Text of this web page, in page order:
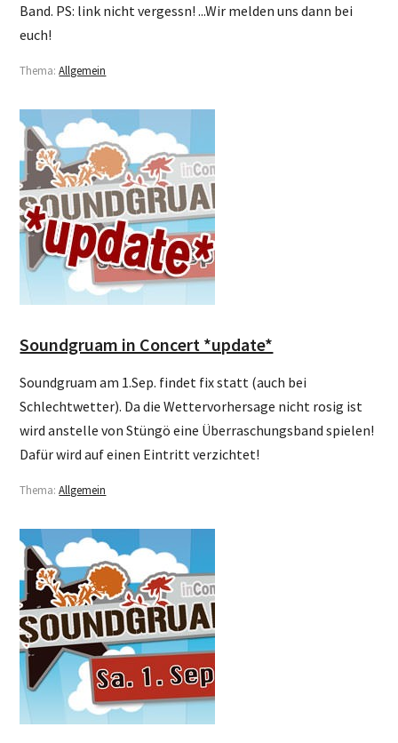
Band. PS: link nicht vergessn! ...Wir melden uns dann bei
euch!
Thema:Allgemein
Soundgruam in Concert *update*
Soundgruam am 1.Sep. findet fix statt (auch bei
Schlechtwetter). Da die Wettervorhersage nicht rosig ist
wird anstelle von Stüngö eine Überraschungsband spielen!
Dafür wird auf einen Eintritt verzichtet!
Thema:Allgemein